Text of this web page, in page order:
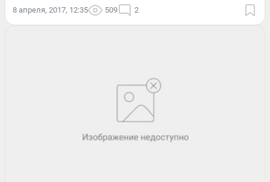
8 апреля, 2017, 12:35 509 2